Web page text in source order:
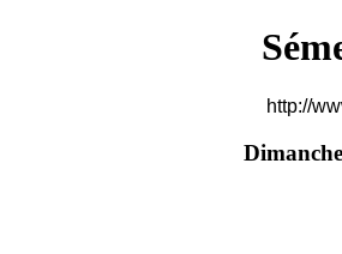
http://